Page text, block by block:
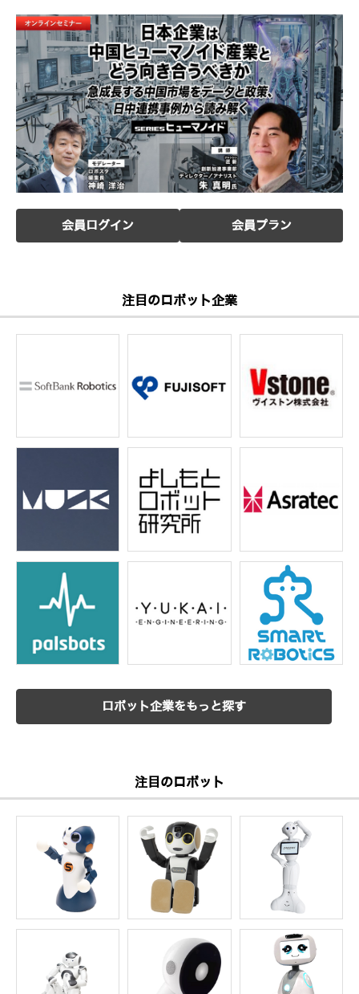
会員ログイン 会員プラン
注目のロボット企業
ロボット企業をもっと探す
注目のロボット